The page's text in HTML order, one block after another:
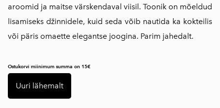
aroomid ja maitse värskendaval viisil. Toonik on mõeldud
lisamiseks džinnidele, kuid seda võib nautida ka kokteilis
või päris omaette elegantse joogina. Parim jahedalt.
Ostukorvi miinimum summa on 15€
Uuri lähemalt